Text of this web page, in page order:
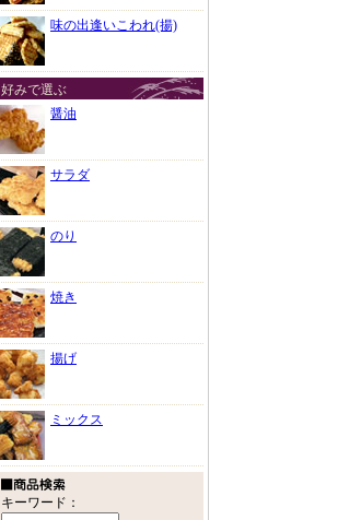
味の出逢いこわれ(揚)
好みで選ぶ
醤油
サラダ
のり
焼き
揚げ
ミックス
キーワード：